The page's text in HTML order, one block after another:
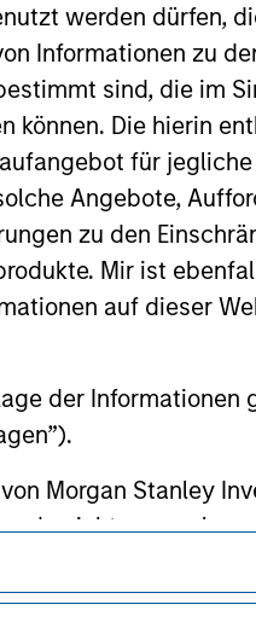
werden dürfen,
Informationen zu
sind, die im
Die hierin
für
Angebote,
zu den
Mir ist
auf dieser
der
Morgan Stanley
nichts
seine
Dritte.
only. There is no
future (for current
has not been
to a third party site.
not imply any
shall we be